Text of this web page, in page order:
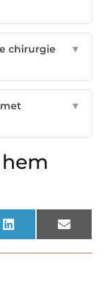
chirurgie
▼
▼
LinkedIn Email